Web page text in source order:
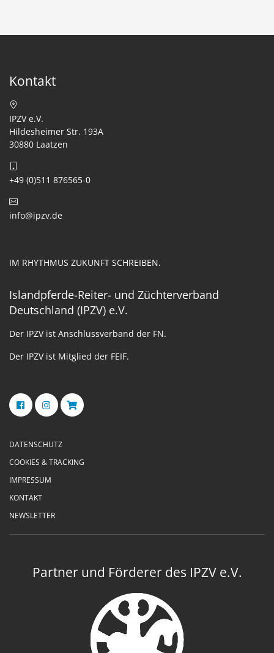
Kontakt
IPZV e.V.
Hildesheimer Str. 193A
30880 Laatzen
+49 (0)511 876565-0
info@ipzv.de
IM RHYTHMUS ZUKUNFT SCHREIBEN.
Islandpferde-Reiter- und Züchterverband
Deutschland (IPZV) e.V.
Der IPZV ist Anschlussverband der FN.
Der IPZV ist Mitglied der FEIF.
DATENSCHUTZ
COOKIES & TRACKING
IMPRESSUM
KONTAKT
NEWSLETTER
Partner und Förderer des IPZV e.V.